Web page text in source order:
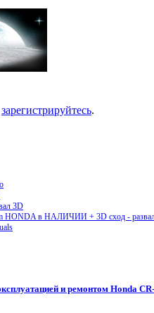
зарегистрируйтесь.
3D
HONDA в НАЛИЧИИ + 3D сход -
и ремонтом Honda